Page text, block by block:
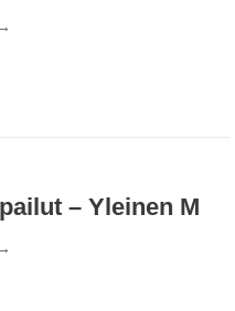
– Yleinen M